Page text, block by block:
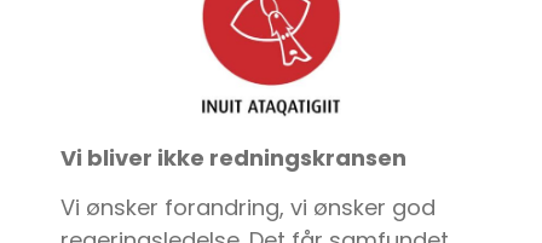
Vi bliver ikke redningskransen
Vi ønsker forandring, vi ønsker god